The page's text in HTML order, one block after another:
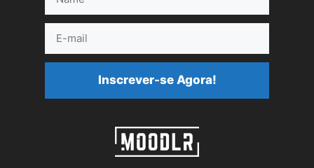
mail
Inscrever-se Agora!